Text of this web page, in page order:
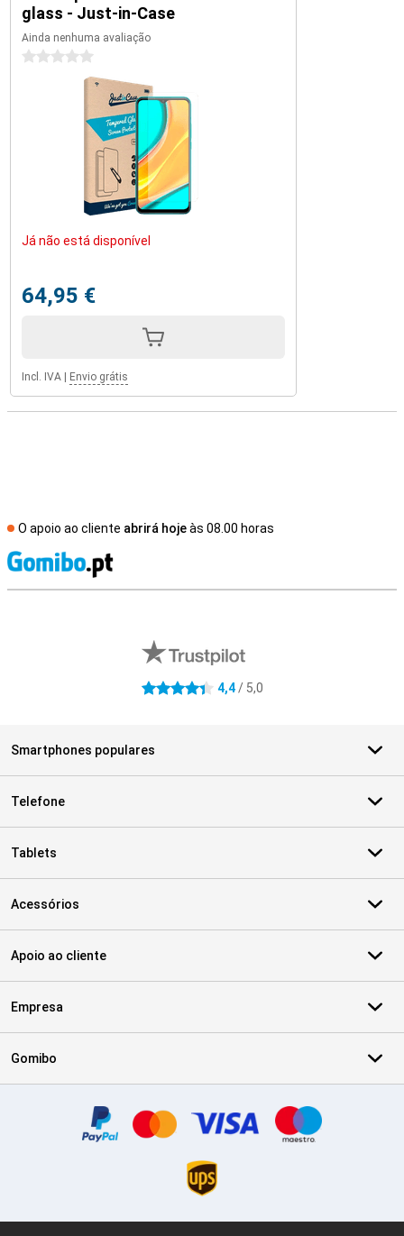
glass - Just-in-Case
Ainda nenhuma avaliação
0 estrelas
Já não está disponível
64,95 €
Incl. IVA Envio grátis
O apoio ao cliente abrirá hojeàs 08.00 horas
4.4 estrelas 4,4/ 5,0
Smartphones populares
Telefone
Tablets
Acessórios
Apoio ao cliente
Empresa
Gomibo